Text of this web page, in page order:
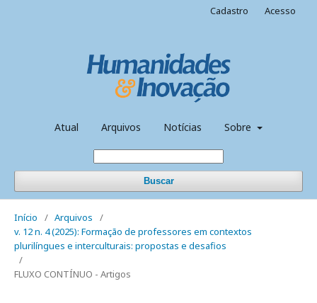
Atual Arquivos Notícias Sobre
Buscar
Cadastro Acesso
Início / Arquivos
/
v. 12 n. 4 (2025): Formação de professores em contextos
plurilíngues e interculturais: propostas e desafios
/
FLUXO CONTÍNUO - Artigos